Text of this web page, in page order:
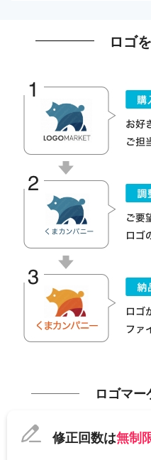
ロゴ
ロゴマ
修正回数は無制